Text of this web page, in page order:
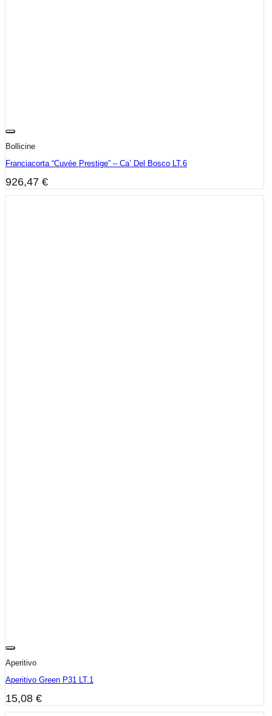
Bollicine
Franciacorta “Cuvée Prestige” – Ca’ Del Bosco LT.6
926,47 €
Aperitivo
Aperitivo Green P31 LT.1
15,08 €